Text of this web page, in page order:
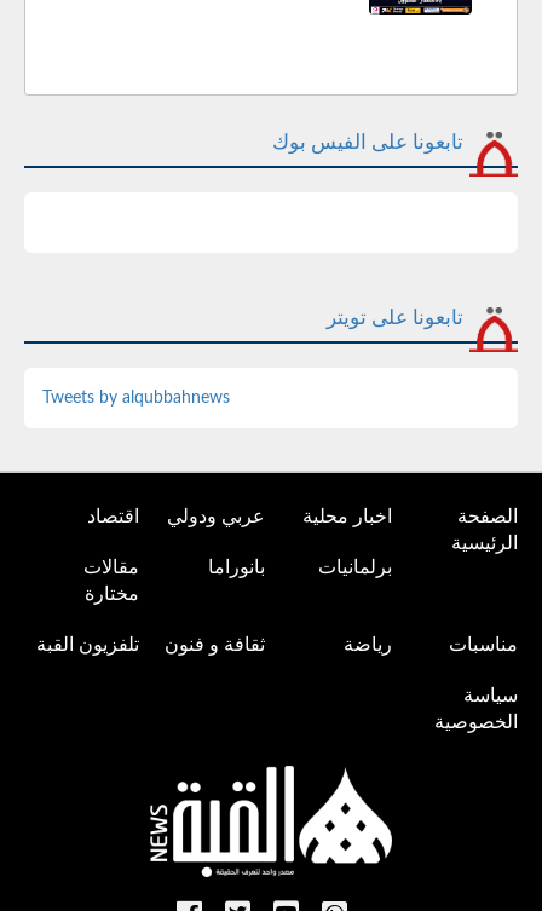
تابعونا على الفيس بوك
تابعونا على تويتر
Tweets by alqubbahnews
الصفحة
الرئيسية
اخبار محلية عربي ودولي اقتصاد
برلمانيات بانوراما
مقالات
مختارة
مناسبات رياضة ثقافة و فنون تلفزيون القبة
سياسة
الخصوصية